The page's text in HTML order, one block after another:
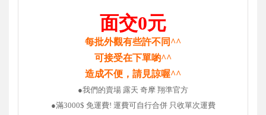
面交0元
每批外觀有些許不同^^
可接受在下單喲^^
造成不便，請見諒喔^^
●我們的賣場 露天 奇摩 翔準官方
●滿3000$ 免運費! 運費可自行合併 只收單次運費